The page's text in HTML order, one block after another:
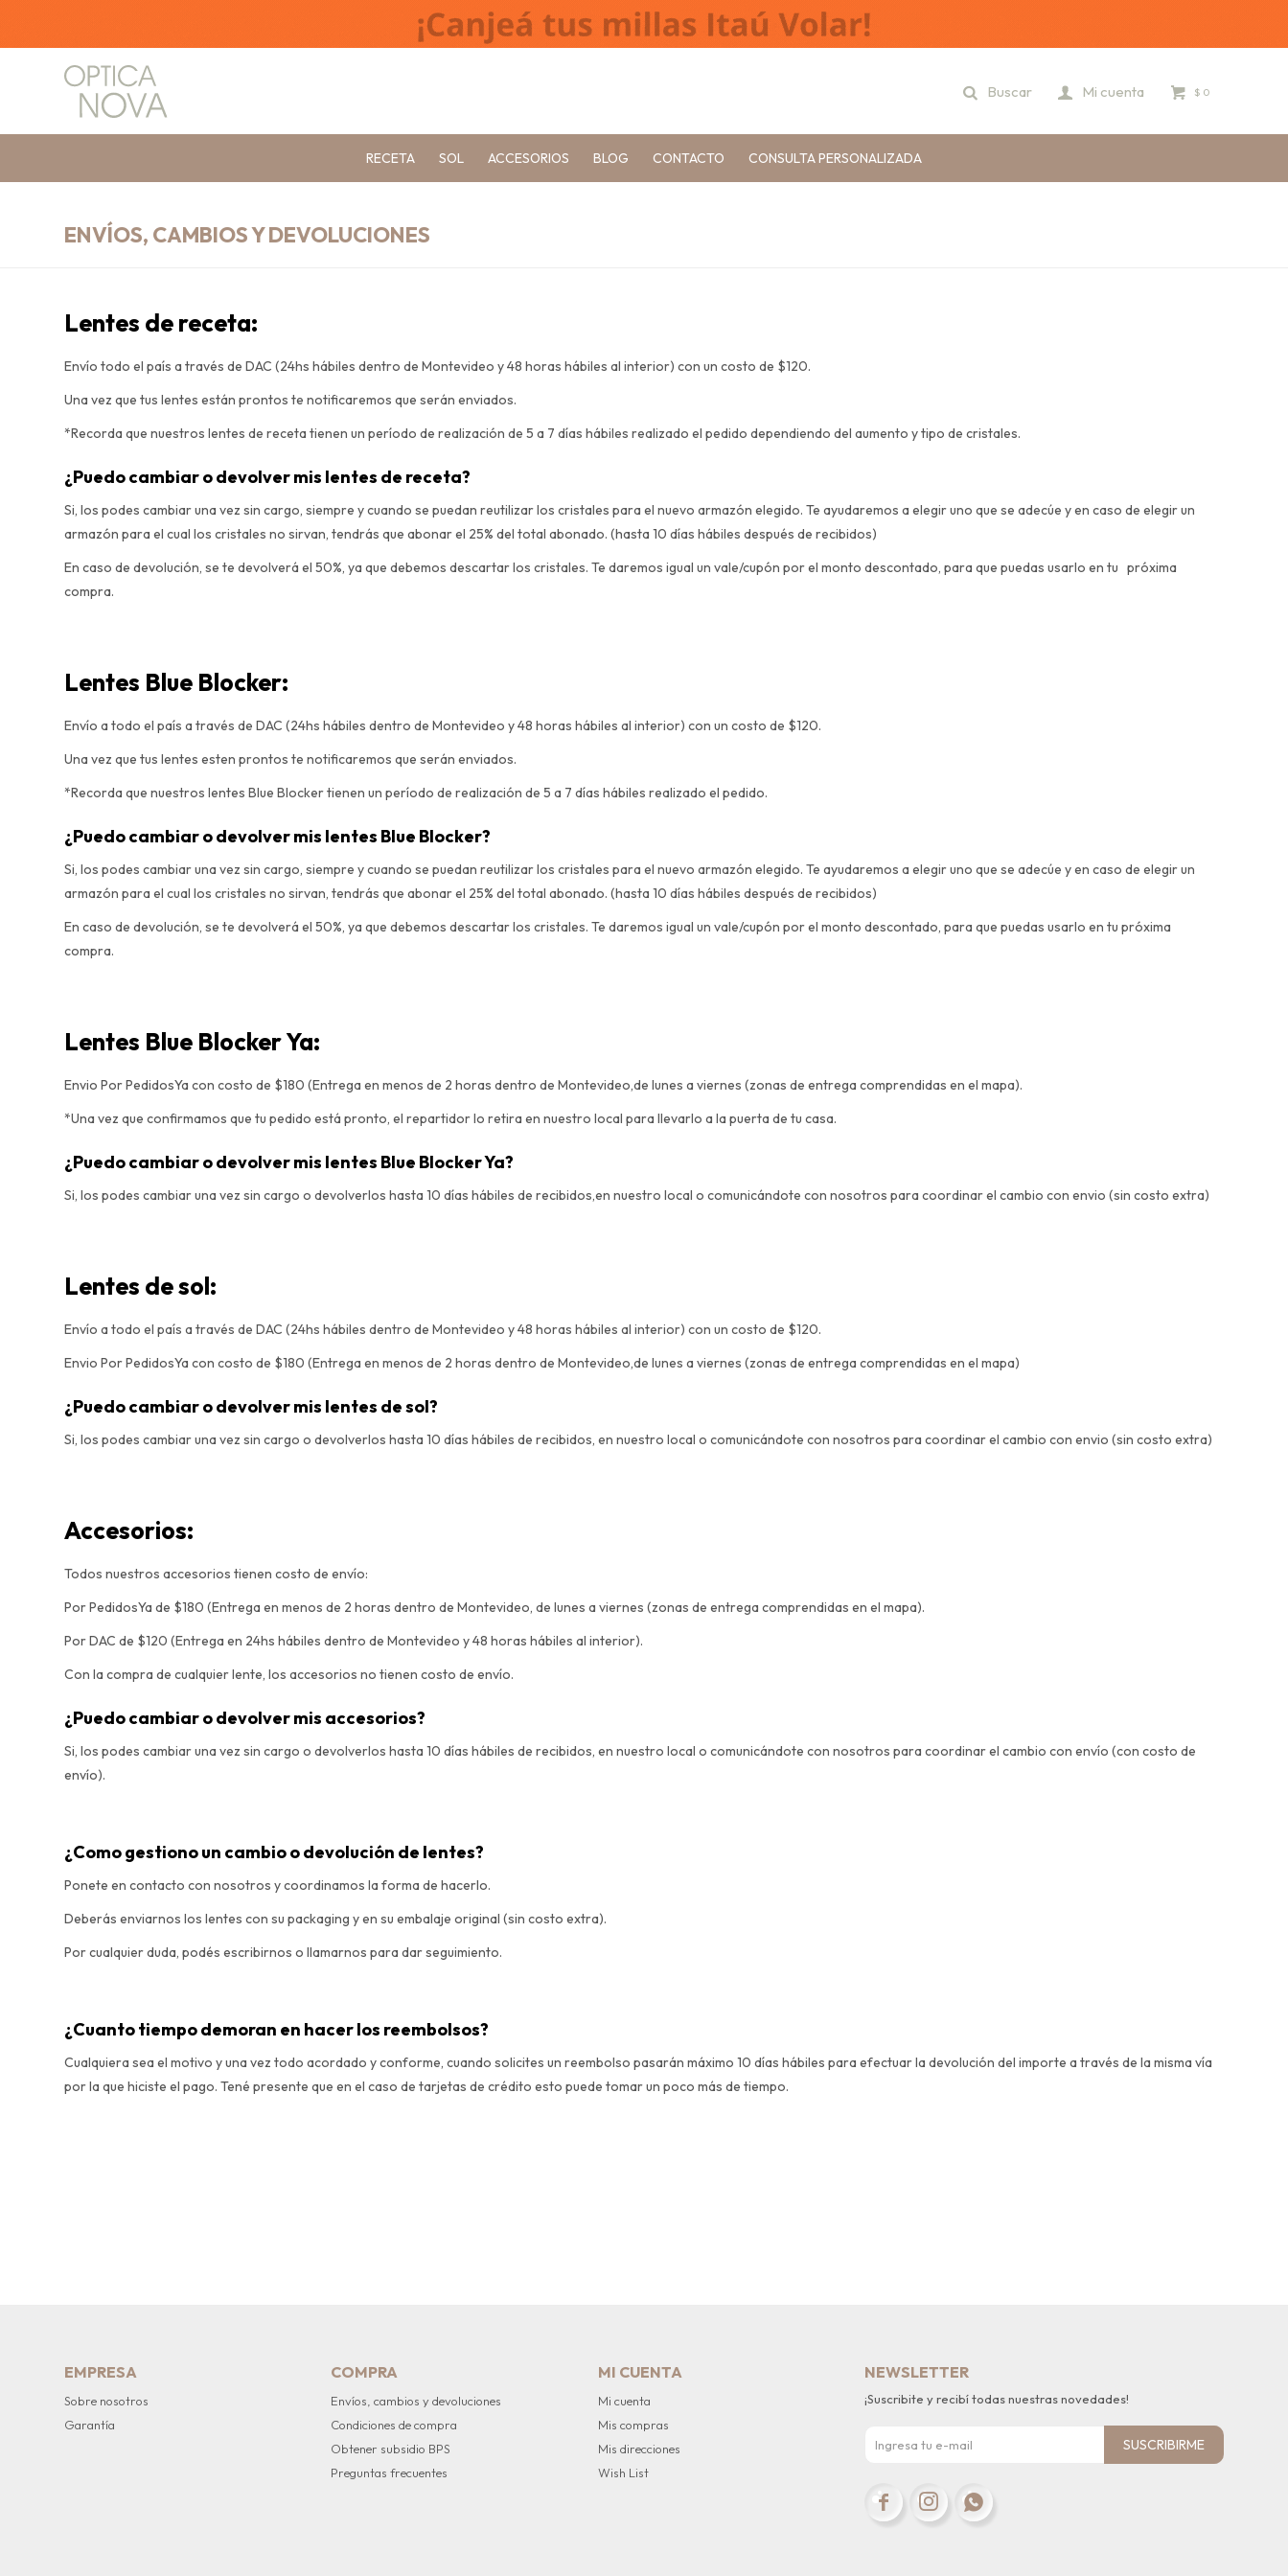
RECETA SOL ACCESORIOS BLOG CONTACTO CONSULTA PERSONALIZADA
$ 0
ENVÍOS, CAMBIOS Y DEVOLUCIONES
Lentes de receta:
Envío todo el país a través de DAC (24hs hábiles dentro de Montevideo y 48 horas hábiles al interior) con un costo de $120.
Una vez que tus lentes están prontos te notificaremos que serán enviados.
*Recorda que nuestros lentes de receta tienen un período de realización de 5 a 7 días hábiles realizado el pedido dependiendo del aumento y tipo de cristales.
¿Puedo cambiar o devolver mis lentes de receta?
Si, los podes cambiar una vez sin cargo, siempre y cuando se puedan reutilizar los cristales para el nuevo armazón elegido. Te ayudaremos a elegir uno que se adecúe y en caso de elegir un
armazón para el cual los cristales no sirvan, tendrás que abonar el 25% del total abonado. (hasta 10 días hábiles después de recibidos)
En caso de devolución, se te devolverá el 50%, ya que debemos descartar los cristales. Te daremos igual un vale/cupón por el monto descontado, para que puedas usarlo en tu próxima
compra.
Lentes Blue Blocker:
Envío a todo el país a través de DAC (24hs hábiles dentro de Montevideo y 48 horas hábiles al interior) con un costo de $120.
Una vez que tus lentes esten prontos te notificaremos que serán enviados.
*Recorda que nuestros lentes Blue Blocker tienen un período de realización de 5 a 7 días hábiles realizado el pedido.
¿Puedo cambiar o devolver mis lentes Blue Blocker?
Si, los podes cambiar una vez sin cargo, siempre y cuando se puedan reutilizar los cristales para el nuevo armazón elegido. Te ayudaremos a elegir uno que se adecúe y en caso de elegir un
armazón para el cual los cristales no sirvan, tendrás que abonar el 25% del total abonado. (hasta 10 días hábiles después de recibidos)
En caso de devolución, se te devolverá el 50%, ya que debemos descartar los cristales. Te daremos igual un vale/cupón por el monto descontado, para que puedas usarlo en tu próxima
compra.
Lentes Blue Blocker Ya:
Envio Por PedidosYa con costo de $180 (Entrega en menos de 2 horas dentro de Montevideo,de lunes a viernes (zonas de entrega comprendidas en el mapa).
*Una vez que confirmamos que tu pedido está pronto, el repartidor lo retira en nuestro local para llevarlo a la puerta de tu casa.
¿Puedo cambiar o devolver mis lentes Blue Blocker Ya?
Si, los podes cambiar una vez sin cargo o devolverlos hasta 10 días hábiles de recibidos,en nuestro local o comunicándote con nosotros para coordinar el cambio con envio (sin costo extra)
Lentes de sol:
Envío a todo el país a través de DAC (24hs hábiles dentro de Montevideo y 48 horas hábiles al interior) con un costo de $120.
Envio Por PedidosYa con costo de $180 (Entrega en menos de 2 horas dentro de Montevideo,de lunes a viernes (zonas de entrega comprendidas en el mapa)
¿Puedo cambiar o devolver mis lentes de sol?
Si, los podes cambiar una vez sin cargo o devolverlos hasta 10 días hábiles de recibidos, en nuestro local o comunicándote con nosotros para coordinar el cambio con envio (sin costo extra)
Accesorios:
Todos nuestros accesorios tienen costo de envío:
Por PedidosYa de $180 (Entrega en menos de 2 horas dentro de Montevideo, de lunes a viernes (zonas de entrega comprendidas en el mapa).
Por DAC de $120 (Entrega en 24hs hábiles dentro de Montevideo y 48 horas hábiles al interior).
Con la compra de cualquier lente, los accesorios no tienen costo de envío.
¿Puedo cambiar o devolver mis accesorios?
Si, los podes cambiar una vez sin cargo o devolverlos hasta 10 días hábiles de recibidos, en nuestro local o comunicándote con nosotros para coordinar el cambio con envío (con costo de
envío).
¿Como gestiono un cambio o devolución de lentes?
Ponete en contacto con nosotros y coordinamos la forma de hacerlo.
Deberás enviarnos los lentes con su packaging y en su embalaje original (sin costo extra).
Por cualquier duda, podés escribirnos o llamarnos para dar seguimiento.
¿Cuanto tiempo demoran en hacer los reembolsos?
Cualquiera sea el motivo y una vez todo acordado y conforme, cuando solicites un reembolso pasarán máximo 10 días hábiles para efectuar la devolución del importe a través de la misma vía
por la que hiciste el pago. Tené presente que en el caso de tarjetas de crédito esto puede tomar un poco más de tiempo.
EMPRESA
Sobre nosotros
Garantía
COMPRA
Envíos, cambios y devoluciones
Condiciones de compra
Obtener subsidio BPS
Preguntas frecuentes
MI CUENTA
Mi cuenta
Mis compras
Mis direcciones
Wish List
NEWSLETTER
¡Suscribite y recibí todas nuestras novedades!
SUSCRIBIRME
  